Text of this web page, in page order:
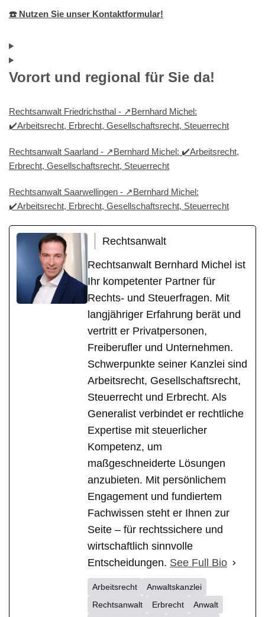
☎️ Nutzen Sie unser Kontaktformular!
Vorort und regional für Sie da!
Rechtsanwalt Friedrichsthal - ↗️Bernhard Michel:
✔️Arbeitsrecht, Erbrecht, Gesellschaftsrecht, Steuerrecht
Rechtsanwalt Saarland - ↗️Bernhard Michel: ✔️Arbeitsrecht,
Erbrecht, Gesellschaftsrecht, Steuerrecht
Rechtsanwalt Saarwellingen - ↗️Bernhard Michel:
✔️Arbeitsrecht, Erbrecht, Gesellschaftsrecht, Steuerrecht
Rechtsanwalt
Rechtsanwalt Bernhard Michel ist
Ihr kompetenter Partner für
Rechts- und Steuerfragen. Mit
langjähriger Erfahrung berät und
vertritt er Privatpersonen,
Freiberufler und Unternehmen.
Schwerpunkte seiner Kanzlei sind
Arbeitsrecht, Gesellschaftsrecht,
Steuerrecht und Erbrecht. Als
Generalist verbindet er rechtliche
Expertise mit steuerlicher
Kompetenz, um
maßgeschneiderte Lösungen
anzubieten. Mit persönlichem
Engagement und fundiertem
Fachwissen steht er Ihnen zur
Seite – für rechtssichere und
wirtschaftlich sinnvolle
Entscheidungen. See Full Bio
Arbeitsrecht
Anwaltskanzlei
Rechtsanwalt
Erbrecht Anwalt